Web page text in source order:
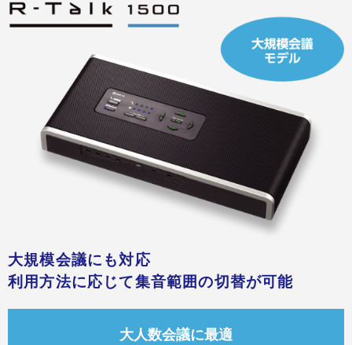
大規模会議にも対応
利用方法に応じて集音範囲の切替が可能
大人数会議に最適